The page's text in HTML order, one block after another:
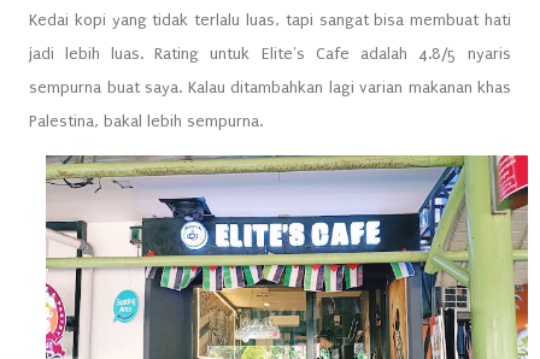
Kedai kopi yang tidak terlalu luas, tapi sangat bisa membuat hati
jadi lebih luas. Rating untuk Elite's Cafe adalah 4.8/5 nyaris
sempurna buat saya. Kalau ditambahkan lagi varian makanan khas
Palestina, bakal lebih sempurna.